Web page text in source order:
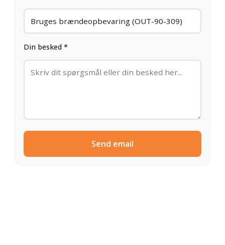
Din besked *
Send email